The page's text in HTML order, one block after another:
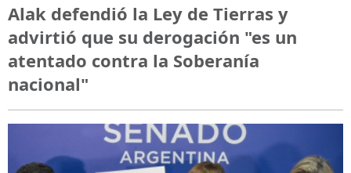
Alak defendió la Ley de Tierras y
advirtió que su derogación "es un
atentado contra la Soberanía
nacional"